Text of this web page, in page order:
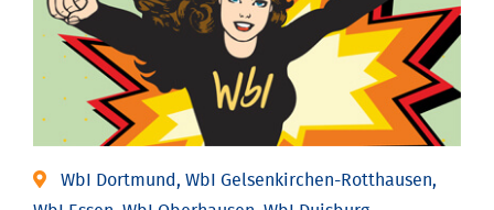
WbI Dortmund, WbI Gelsenkirchen-Rotthausen,